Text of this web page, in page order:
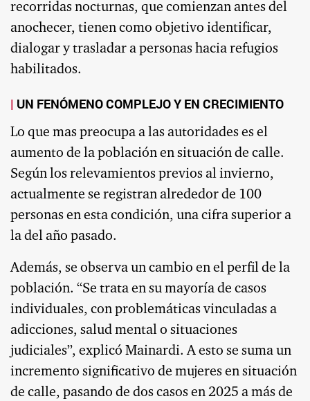
recorridas nocturnas, que comienzan antes del
anochecer, tienen como objetivo identificar,
dialogar y trasladar a personas hacia refugios
habilitados.
UN FENÓMENO COMPLEJO Y EN CRECIMIENTO
Lo que mas preocupa a las autoridades es el
aumento de la población en situación de calle.
Según los relevamientos previos al invierno,
actualmente se registran alrededor de 100
personas en esta condición, una cifra superior a
la del año pasado.
Además, se observa un cambio en el perfil de la
población. “Se trata en su mayoría de casos
individuales, con problemáticas vinculadas a
adicciones, salud mental o situaciones
judiciales”, explicó Mainardi. A esto se suma un
incremento significativo de mujeres en situación
de calle, pasando de dos casos en 2025 a más de